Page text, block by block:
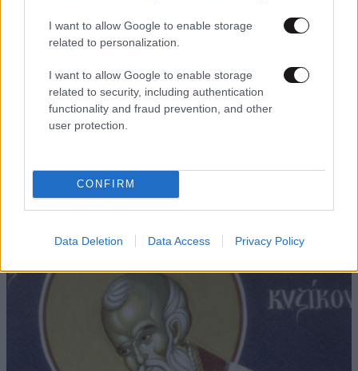
I want to allow Google to enable storage
related to personalization.
I want to allow Google to enable storage
related to security, including authentication
functionality and fraud prevention, and other
user protection.
CONFIRM
Data Deletion Data Access Privacy Policy
20 λ. πριν
αμερικανικό Πεντάγωνο: Οι «ψυχρές σφαίρες»
και το γιγάντιο τρίγωνο